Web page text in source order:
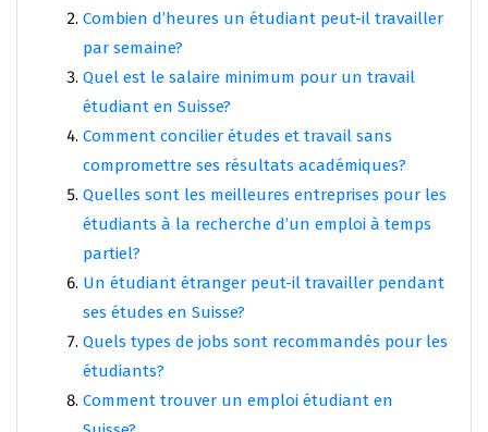
Combien d’heures un étudiant peut-il travailler
par semaine?
Quel est le salaire minimum pour un travail
étudiant en Suisse?
Comment concilier études et travail sans
compromettre ses résultats académiques?
Quelles sont les meilleures entreprises pour les
étudiants à la recherche d’un emploi à temps
partiel?
Un étudiant étranger peut-il travailler pendant
ses études en Suisse?
Quels types de jobs sont recommandés pour les
étudiants?
Comment trouver un emploi étudiant en